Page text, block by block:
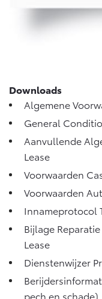
Vanaf € 37.500,-
OOK ALS BATTERIJ-
Vanaf € 46.301,-
Downloads
Algemene
General
Aanvullende
Lease
Voorwaarden
Voorwaarden
Innameprotocol
Bijlage
Lease
Dienstenwijzer
pech en schade)